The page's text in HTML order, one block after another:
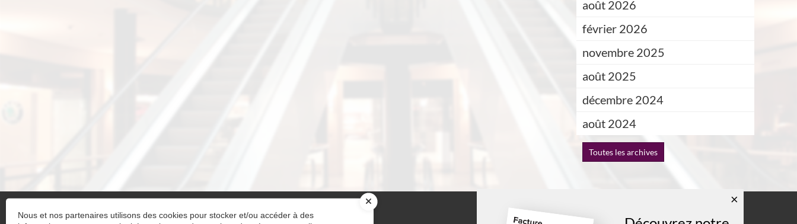
×
août 2026
février 2026
novembre 2025
août 2025
décembre 2024
août 2024
Toutes les archives
Notre Cabinet
Nous et nos partenaires utilisons des cookies pour stocker et/ou accéder à des